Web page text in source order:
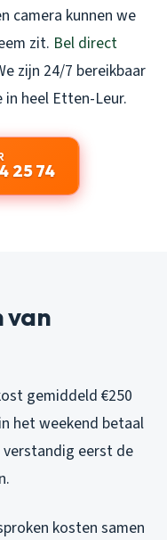
camera kunnen we
zit. Bel direct
zijn 24/7 bereikbaar
heel Etten-Leur.
25 74
van
gemiddeld €250
het weekend betaal
verstandig eerst de
kosten samen